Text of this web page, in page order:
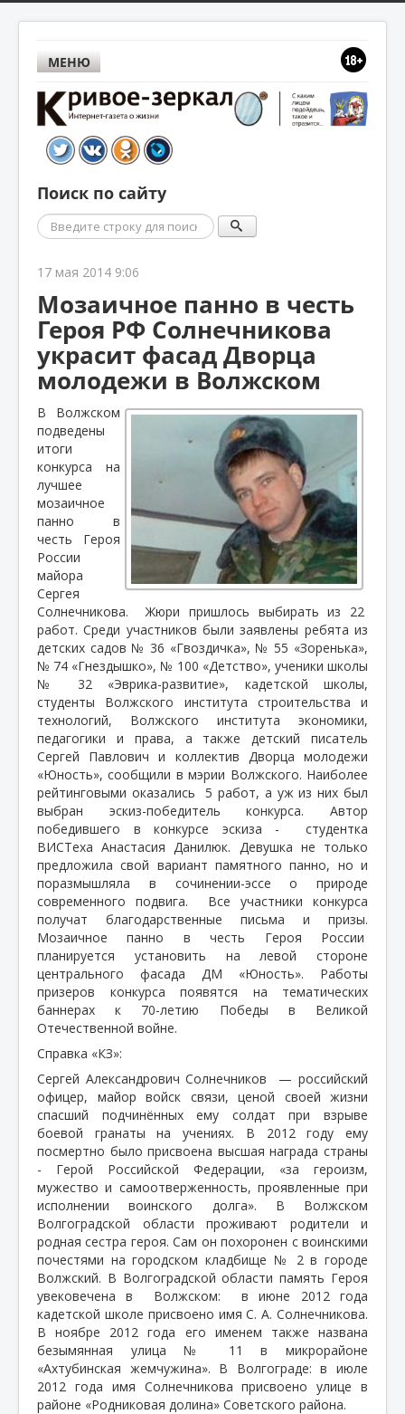
МЕНЮ
Поиск по сайту
Поиск
17 мая 2014 9:06
Мозаичное панно в честь
Героя РФ Солнечникова
украсит фасад Дворца
молодежи в Волжском
В Волжском
подведены
итоги
конкурса на
лучшее
мозаичное
панно в
честь Героя
России
майора
Сергея
Солнечникова.
Жюри пришлось выбирать из 22
работ. Среди участников были заявлены ребята из
детских садов № 36 «Гвоздичка», № 55 «Зоренька»,
№ 74 «Гнездышко», № 100 «Детство», ученики школы
№ 32 «Эврика-развитие», кадетской школы,
студенты Волжского института строительства и
технологий, Волжского института экономики,
педагогики и права, а также детский писатель
Сергей Павлович и коллектив Дворца молодежи
«Юность», сообщили в мэрии Волжского. Наиболее
рейтинговыми оказались
5 работ, а уж из них был
выбран эскиз-победитель конкурса. Автор
победившего в конкурсе эскиза -
студентка
ВИСТеха Анастасия Данилюк. Девушка не только
предложила свой вариант памятного панно, но и
поразмышляла в сочинении-эссе о природе
современного подвига.
Все участники конкурса
получат благодарственные письма и призы.
Мозаичное панно в честь Героя России
планируется установить на левой стороне
центрального фасада ДМ «Юность». Работы
призеров конкурса появятся на тематических
баннерах к 70-летию Победы в Великой
Отечественной войне.
Справка «КЗ»:
Сергей Александрович Солнечников
— российский
офицер, майор войск связи, ценой своей жизни
спасший подчинённых ему солдат при взрыве
боевой гранаты на учениях. В 2012 году ему
посмертно было присвоена высшая награда страны
- Герой Российской Федерации, «за героизм,
мужество и самоотверженность, проявленные при
исполнении воинского долга». В Волжском
Волгоградской области проживают родители и
родная сестра героя. Сам он похоронен с воинскими
почестями на городском кладбище № 2 в городе
Волжский. В Волгоградской области память Героя
увековечена в
Волжском:
в июне 2012 года
кадетской школе присвоено имя С. А. Солнечникова.
В ноябре 2012 года его именем также названа
безымянная улица № 11 в микрорайоне
«Ахтубинская жемчужина». В Волгограде: в июле
2012 года имя Солнечникова присвоено улице в
районе «Родниковая долина» Советского района.